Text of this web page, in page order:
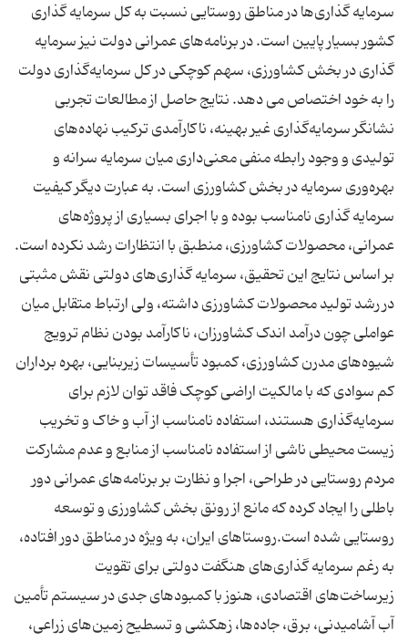
سرمایه‌ گذاری‌ها در مناطق روستایی نسبت به کل سرمایه گذاری
کشور بسیار پایین است. در برنامه‌های عمرانی دولت نیز سرمایه
‌گذاری در بخش کشاورزی، سهم کوچکی در کل سرمایه‌گذاری دولت
را به خود اختصاص می ‌دهد. نتایج حاصل از مطالعات تجربی
نشانگر سرمایه‌گذاری غیر بهینه، ناکارآمدی ترکیب نهاده‌های
تولیدی و وجود رابطه منفی معنی‌داری میان سرمایه سرانه و
بهره‌وری سرمایه در بخش کشاورزی است. به عبارت دیگر کیفیت
سرمایه‌ گذاری نامناسب بوده و با اجرای بسیاری از پروژه‌های
عمرانی، محصولات کشاورزی، منطبق با انتظارات رشد نکرده است.
بر اساس نتایج این تحقیق، سرمایه‌ گذاری‌های دولتی نقش مثبتی
در رشد تولید محصولات کشاورزی داشته، ولی ارتباط متقابل میان
عواملی چون درآمد اندک کشاورزان، ناکارآمد بودن نظام ترویج
شیوه‌های مدرن کشاورزی، کمبود تأسیسات زیربنایی، بهره ‌برداران
کم ‌سوادی که با مالکیت اراضی کوچک فاقد توان لازم برای
سرمایه‌گذاری هستند، استفاده نامناسب از آب و خاک و تخریب
زیست‌ محیطی ناشی از استفاده نامناسب از منابع و عدم‌ مشارکت
مردم روستایی در طراحی، اجرا و نظارت بر برنامه‌های عمرانی دور
باطلی را ایجاد کرده که مانع از رونق بخش کشاورزی و توسعه
روستایی شده است.روستاهای ایران، به ویژه در مناطق دور افتاده،
به‌ رغم سرمایه‌ گذاری‌های هنگفت دولتی برای تقویت
زیرساخت‌های اقتصادی، هنوز با کمبودهای جدی در سیستم تأمین
آب آشامیدنی، برق، جاده‌ها، زهکشی و تسطیح زمین‌های زراعی،